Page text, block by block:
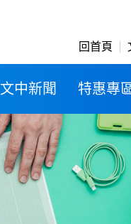
回首頁
文中新聞 特惠專